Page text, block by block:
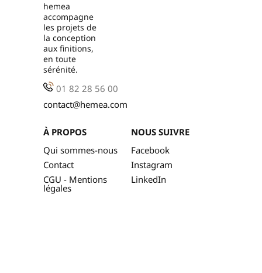
hemea
accompagne
les projets de
la conception
aux finitions,
en toute
sérénité.
01 82 28 56 00
contact@hemea.com
À PROPOS
Qui sommes-nous
Contact
CGU - Mentions
légales
NOUS SUIVRE
Facebook
Instagram
LinkedIn